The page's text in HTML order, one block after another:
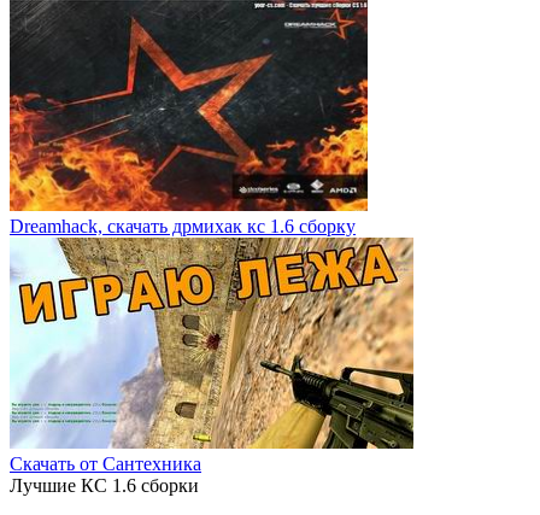
Dreamhack, скачать дрмихак кс 1.6 сборку
Скачать от Сантехника
Лучшие КС 1.6 сборки